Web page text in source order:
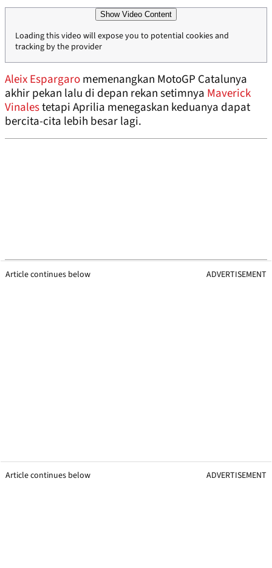
Show Video Content
Loading this video will expose you to potential cookies and
tracking by the provider
Aleix Espargaromemenangkan MotoGP Catalunya
akhir pekan lalu di depan rekan setimnya Maverick
Vinalestetapi Aprilia menegaskan keduanya dapat
bercita-cita lebih besar lagi.
Article continues below ADVERTISEMENT
Article continues below ADVERTISEMENT